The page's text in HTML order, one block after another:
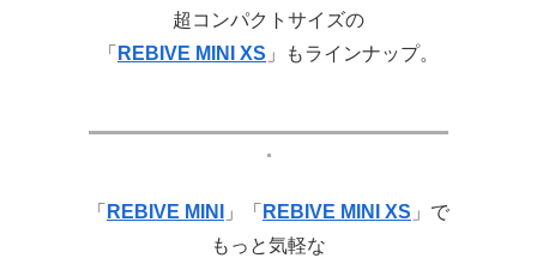
超コンパクトサイズの
「 REBIVE MINI XS 」もラインナップ。
「 REBIVE MINI 」「 REBIVE MINI XS 」で
もっと気軽な